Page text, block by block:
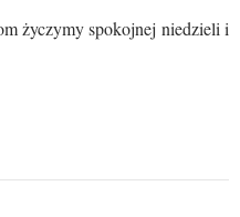
życzymy spokojnej niedzieli i